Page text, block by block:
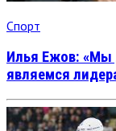
Спорт
Илья Ежов: «Мы
являемся